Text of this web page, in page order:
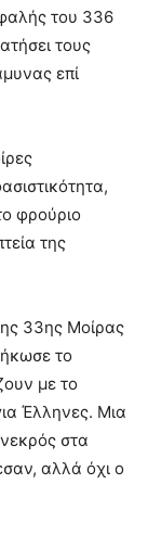
του 336
τους
επί
φρούριο
της
33ης Μοίρας
το
με το
Έλληνες. Μια
στα
αλλά όχι ο